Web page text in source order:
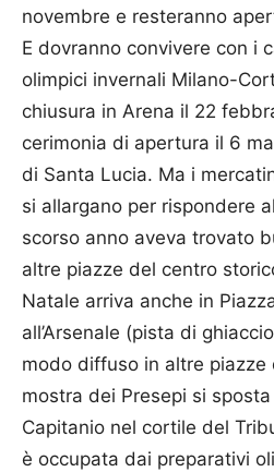
novembre e resteranno
E dovranno convivere con i
olimpici invernali Milano-
chiusura in Arena il 22
cerimonia di apertura il 6
di Santa Lucia. Ma i
si allargano per rispondere
scorso anno aveva trovato
altre piazze del centro
Natale arriva anche in
all’Arsenale (pista di
modo diffuso in altre
mostra dei Presepi si
Capitanio nel cortile del
è occupata dai preparativi